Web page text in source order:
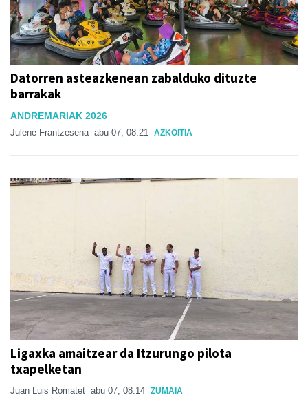
Datorren asteazkenean zabalduko dituzte
barrakak
ANDREMARIAK 2026
Julene Frantzesena abu 07, 08:21 AZKOITIA
Ligaxka amaitzear da Itzurungo pilota
txapelketan
Juan Luis Romatet abu 07, 08:14 ZUMAIA